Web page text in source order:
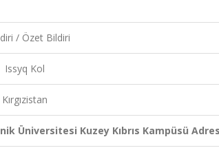
/ Özet Bildiri
Issyq Kol
Kırgızistan
Üniversitesi Kuzey Kıbrıs Kampüsü